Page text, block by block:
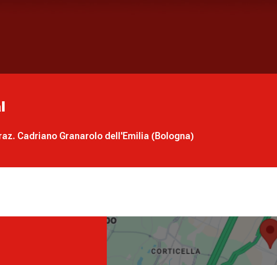
Cadriano Granarolo dell'Emilia (Bologna)